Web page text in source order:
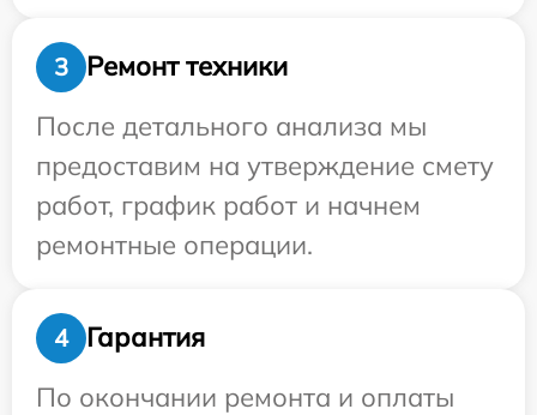
3
Ремонт техники
После детального анализа мы
предоставим на утверждение смету
работ, график работ и начнем
ремонтные операции.
4
Гарантия
По окончании ремонта и оплаты